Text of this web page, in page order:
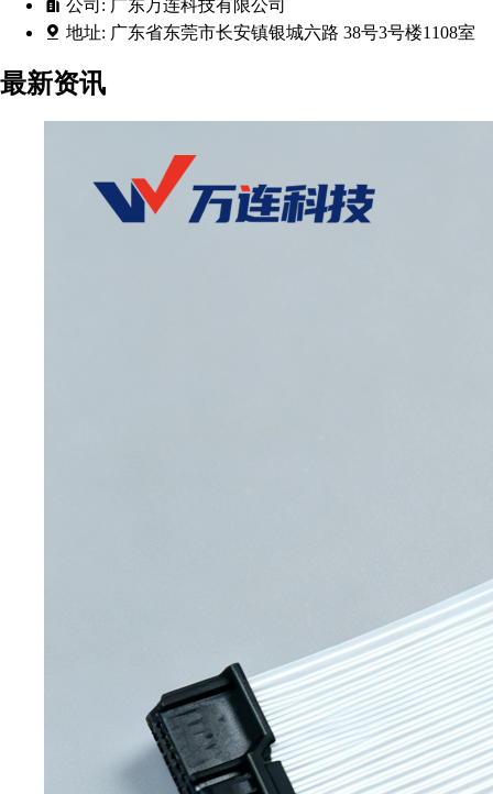
公司: 广东万连科技有限公司
地址: 广东省东莞市长安镇银城六路 38号3号楼1108室
最新资讯